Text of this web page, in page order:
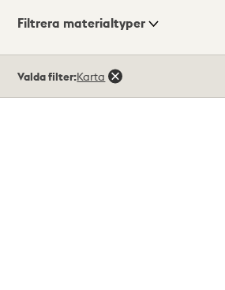
Visningsläge
Filtrera materialtyper
träffar
Valda filter:Karta